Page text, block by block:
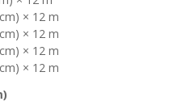
× 12 m
× 12 m
× 12 m
× 12 m